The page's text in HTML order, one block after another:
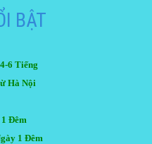
BẬT
6 Tiếng
Hà Nội
Đêm
1 Đêm